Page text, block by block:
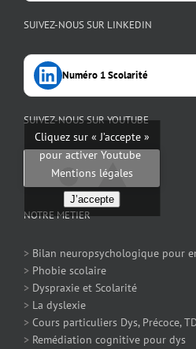
SUIVEZ-NOUS SUR LINKEDIN
Numéro 1 Scolarité
SUIVEZ-NOUS SUR YOUTUBE
Cliquez sur « J’accepte »
pour activer Youtube
Mentions légales
J’accepte
NOTRE METIER
> Bilan neuropsychologique pour
> Phobie scolaire
> Dyspraxie et Scolarité
> La dyslexie
> Cours particuliers Dys, Précoce,
> Remédiation cognitive pour dys